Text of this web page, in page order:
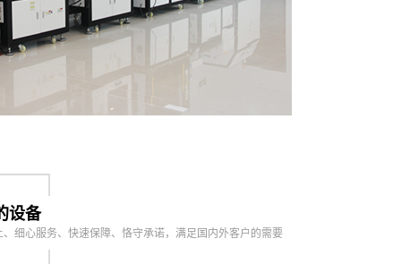
设备
、细心服务、快速保障、恪守承诺，满足国内外客户的需要